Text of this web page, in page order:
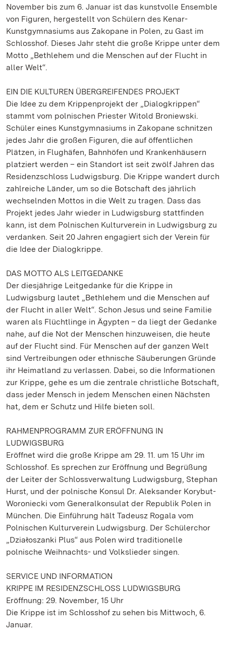
November bis zum 6. Januar ist das kunstvolle Ensemble
von Figuren, hergestellt von Schülern des Kenar-
Kunstgymnasiums aus Zakopane in Polen, zu Gast im
Schlosshof. Dieses Jahr steht die große Krippe unter dem
Motto „Bethlehem und die Menschen auf der Flucht in
aller Welt“.
EIN DIE KULTUREN ÜBERGREIFENDES PROJEKT
Die Idee zu dem Krippenprojekt der „Dialogkrippen“
stammt vom polnischen Priester Witold Broniewski.
Schüler eines Kunstgymnasiums in Zakopane schnitzen
jedes Jahr die großen Figuren, die auf öffentlichen
Plätzen, in Flughäfen, Bahnhöfen und Krankenhäusern
platziert werden – ein Standort ist seit zwölf Jahren das
Residenzschloss Ludwigsburg. Die Krippe wandert durch
zahlreiche Länder, um so die Botschaft des jährlich
wechselnden Mottos in die Welt zu tragen. Dass das
Projekt jedes Jahr wieder in Ludwigsburg stattfinden
kann, ist dem Polnischen Kulturverein in Ludwigsburg zu
verdanken. Seit 20 Jahren engagiert sich der Verein für
die Idee der Dialogkrippe.
DAS MOTTO ALS LEITGEDANKE
Der diesjährige Leitgedanke für die Krippe in
Ludwigsburg lautet „Bethlehem und die Menschen auf
der Flucht in aller Welt“. Schon Jesus und seine Familie
waren als Flüchtlinge in Ägypten – da liegt der Gedanke
nahe, auf die Not der Menschen hinzuweisen, die heute
auf der Flucht sind. Für Menschen auf der ganzen Welt
sind Vertreibungen oder ethnische Säuberungen Gründe
ihr Heimatland zu verlassen. Dabei, so die Informationen
zur Krippe, gehe es um die zentrale christliche Botschaft,
dass jeder Mensch in jedem Menschen einen Nächsten
hat, dem er Schutz und Hilfe bieten soll.
RAHMENPROGRAMM ZUR ERÖFFNUNG IN
LUDWIGSBURG
Eröffnet wird die große Krippe am 29. 11. um 15 Uhr im
Schlosshof. Es sprechen zur Eröffnung und Begrüßung
der Leiter der Schlossverwaltung Ludwigsburg, Stephan
Hurst, und der polnische Konsul Dr. Aleksander Korybut-
Woroniecki vom Generalkonsulat der Republik Polen in
München. Die Einführung hält Tadeusz Rogala vom
Polnischen Kulturverein Ludwigsburg. Der Schülerchor
„Działoszanki Plus“ aus Polen wird traditionelle
polnische Weihnachts- und Volkslieder singen.
SERVICE UND INFORMATION
KRIPPE IM RESIDENZSCHLOSS LUDWIGSBURG
Eröffnung: 29. November, 15 Uhr
Die Krippe ist im Schlosshof zu sehen bis Mittwoch, 6.
Januar.